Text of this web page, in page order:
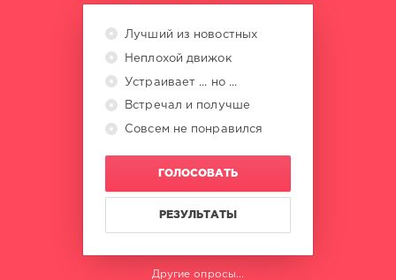
Лучший из новостных
Неплохой движок
Устраивает ... но ...
Встречал и получше
Совсем не понравился
ГОЛОСОВАТЬ
РЕЗУЛЬТАТЫ
Другие опросы...